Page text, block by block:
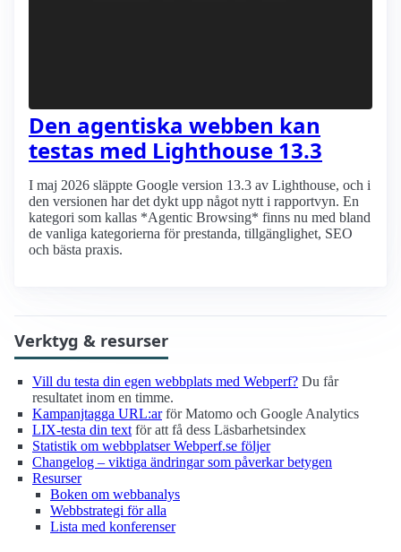
Den agentiska webben kan
testas med Lighthouse 13.3
I maj 2026 släppte Google version 13.3 av Lighthouse, och i
den versionen har det dykt upp något nytt i rapportvyn. En
kategori som kallas *Agentic Browsing* finns nu med bland
de vanliga kategorierna för prestanda, tillgänglighet, SEO
och bästa praxis.
Verktyg & resurser
Vill du testa din egen webbplats med Webperf? Du får
resultatet inom en timme.
Kampanjtagga URL:arför Matomo och Google Analytics
LIX-testa din text för att få dess Läsbarhetsindex
Statistik om webbplatser Webperf.se följer
Changelog – viktiga ändringar som påverkar betygen
Resurser
Boken om webbanalys
Webbstrategi för alla
Lista med konferenser